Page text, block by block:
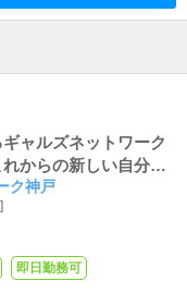
ャルズネットワーク
からの新しい自分！
チャンス！半年で50
以上！
ク神戸
]
即日勤務可